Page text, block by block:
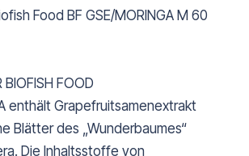
Food BF GSE/MORINGA M 60
BIOFISH FOOD
enthält Grapefruitsamenextrakt
Blätter des „Wunderbaumes“
Die Inhaltsstoffe von